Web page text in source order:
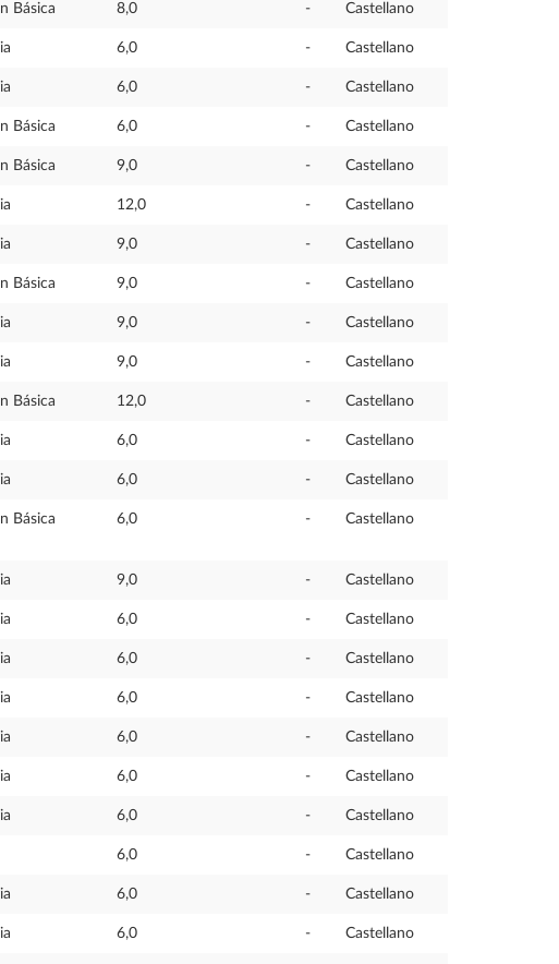
Básica 8,0 - Castellano
6,0 - Castellano
6,0 - Castellano
Básica 6,0 - Castellano
Básica 9,0 - Castellano
12,0 - Castellano
9,0 - Castellano
Básica 9,0 - Castellano
9,0 - Castellano
9,0 - Castellano
Básica 12,0 - Castellano
6,0 - Castellano
6,0 - Castellano
Básica 6,0 - Castellano
9,0 - Castellano
6,0 - Castellano
6,0 - Castellano
6,0 - Castellano
6,0 - Castellano
6,0 - Castellano
6,0 - Castellano
6,0 - Castellano
6,0 - Castellano
6,0 - Castellano